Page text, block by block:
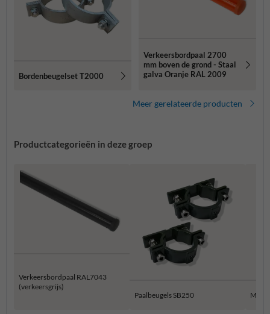
Bordenbeugelset T2000
Verkeersbordpaal 2700
mm boven de grond - Staal
galva Oranje RAL 2009
Meer gerelateerde producten
Productcategorieën in deze groep
Verkeersbordpaal RAL7043
(verkeersgrijs)
Paalbeugels SB250
Muur